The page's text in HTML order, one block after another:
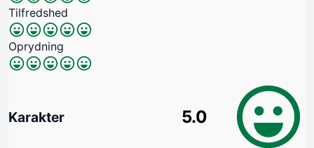
Tilfredshed
Oprydning
Karakter 5.0